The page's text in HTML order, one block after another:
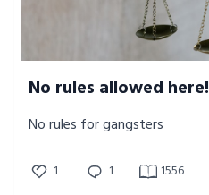
No rules allowed here!
No rules for gangsters
1 1 1556